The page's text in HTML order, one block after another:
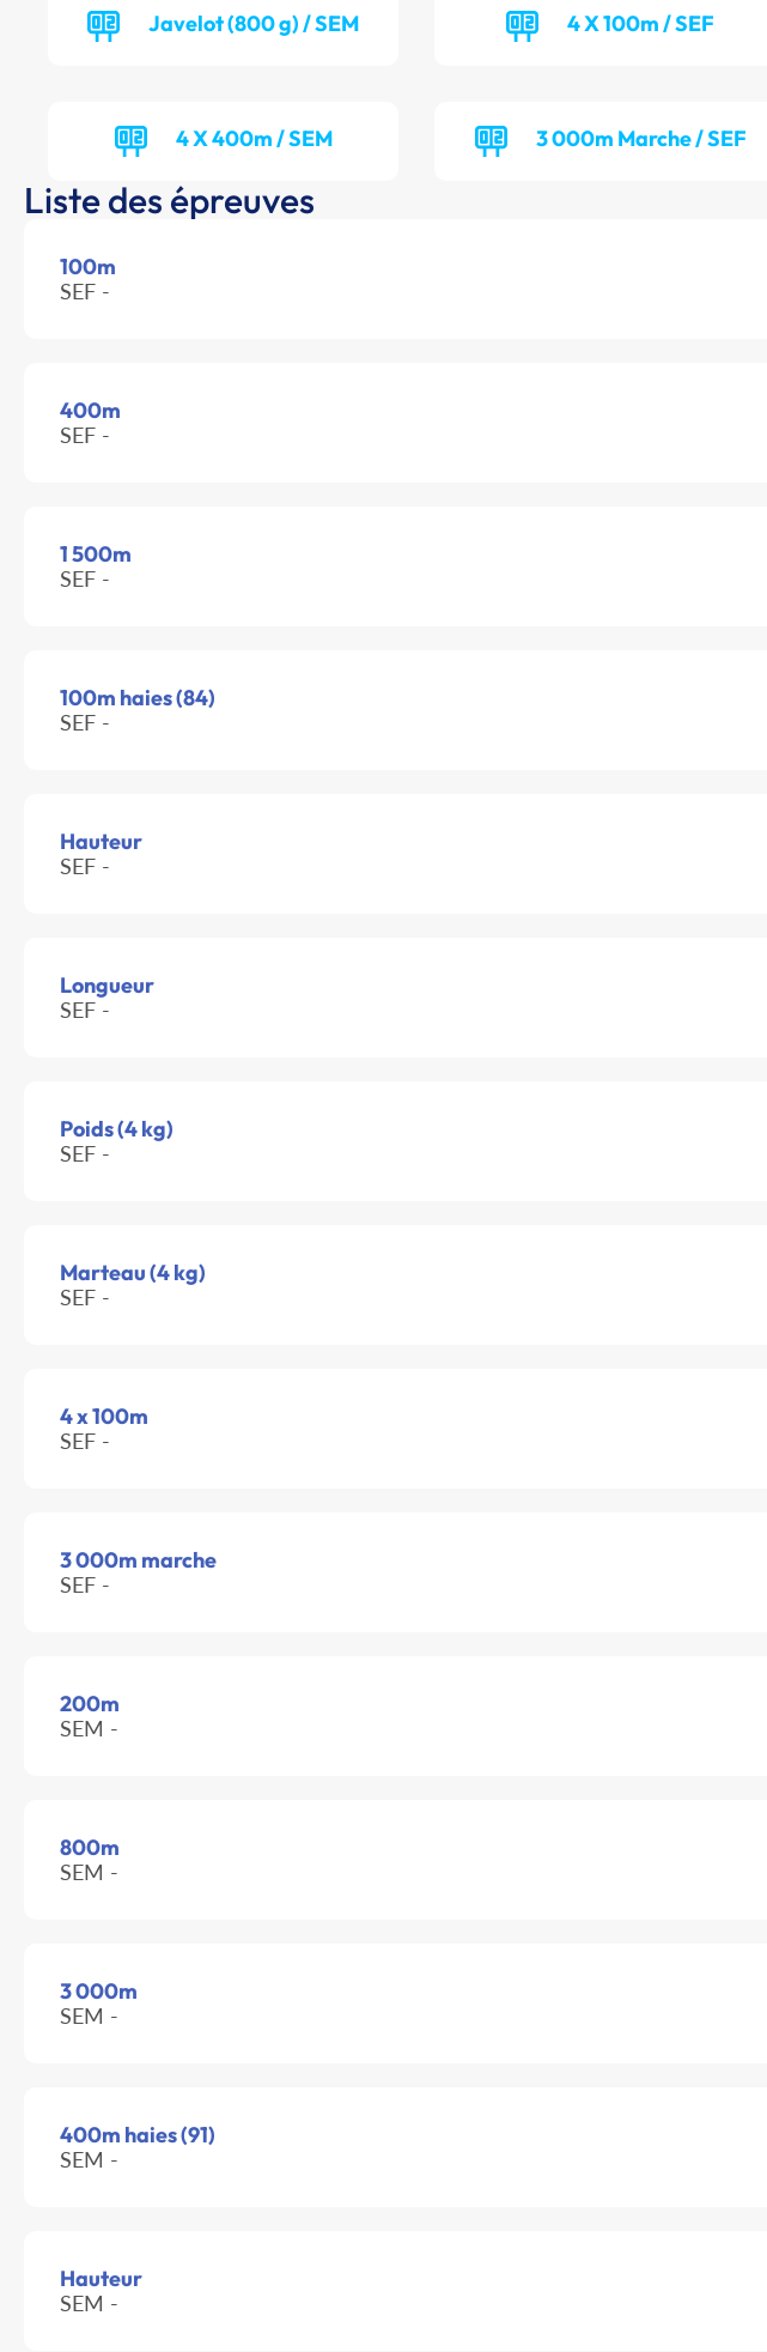
Javelot (800 g) / SEM 4 X 100m / SEF
4 X 400m / SEM 3 000m Marche / SEF
Liste des épreuves
100m
SEF -
400m
SEF -
1 500m
SEF -
100m haies (84)
SEF -
Hauteur
SEF -
Longueur
SEF -
Poids (4 kg)
SEF -
Marteau (4 kg)
SEF -
4 x 100m
SEF -
3 000m marche
SEF -
200m
SEM -
800m
SEM -
3 000m
SEM -
400m haies (91)
SEM -
Hauteur
SEM -